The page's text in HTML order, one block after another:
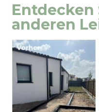
Entdecken
anderen
Image
Ansicht